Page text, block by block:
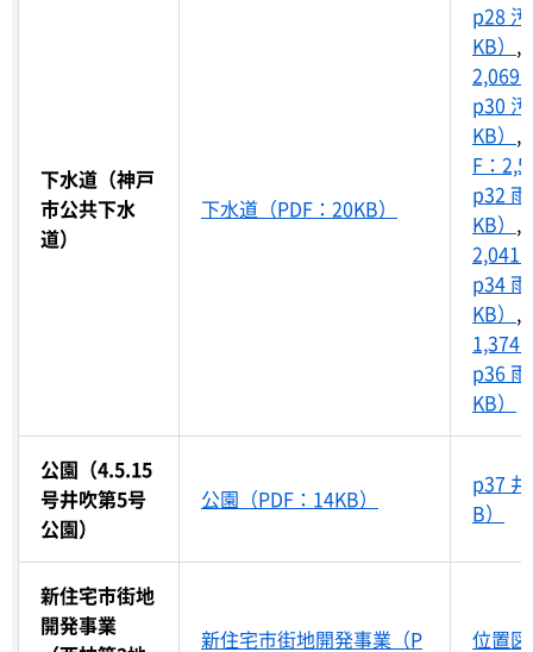
下水道（神戸
市公共下水
道）
下水道（PDF：20KB）
p28
KB） ,
p30
KB） ,
F：
p32
KB） ,
p34
KB） ,
p36
KB）
公園（4.5.15
号井吹第5号
公園）
公園（PDF：14KB）
p37
B）
新住宅市街地
開発事業
新住宅市街地開発事業（P 位置